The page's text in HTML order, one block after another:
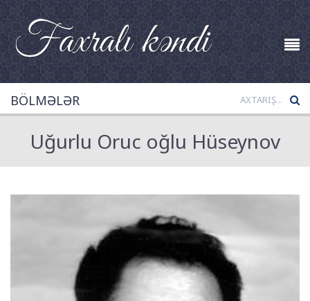
BÖLMƏLƏR
Uğurlu Oruc oğlu Hüseynov